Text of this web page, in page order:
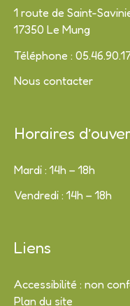
1 route de Saint-
17350 Le Mung
Téléphone :
Nous contacter
Horaires
Mardi : 14h – 18h
Vendredi : 14h – 18h
Liens
Accessibilité : non
Plan du site